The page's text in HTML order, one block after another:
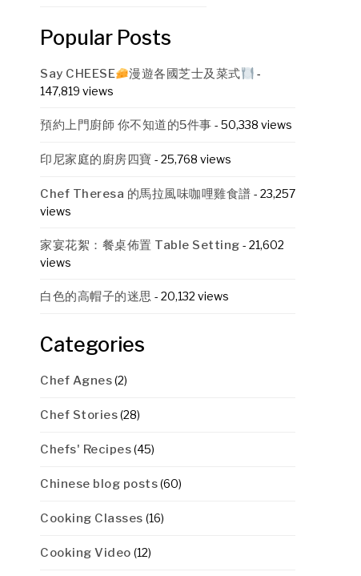
Popular Posts
Say CHEESE 漫遊各國芝士及菜式
-
147,819 views
預約上門廚師 你不知道的5件事 - 50,338 views
印尼家庭的廚房四寶 - 25,768 views
Chef Theresa 的馬拉風味咖哩雞食譜 - 23,257
views
家宴花絮：餐桌佈置 Table Setting - 21,602
views
白色的高帽子的迷思 - 20,132 views
Categories
Chef Agnes(2)
Chef Stories(28)
Chefs' Recipes(45)
Chinese blog posts(60)
Cooking Classes (16)
Cooking Video (12)